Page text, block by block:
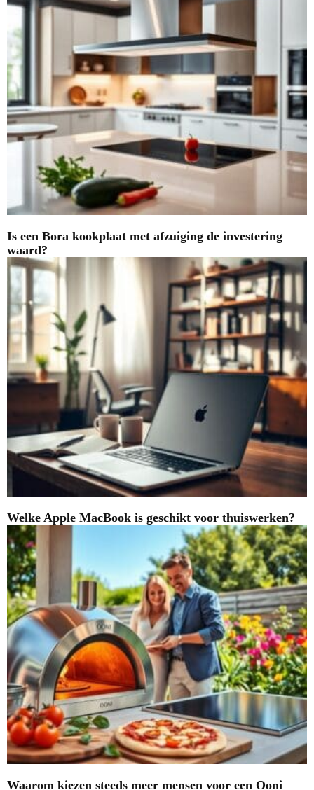
Is een Bora kookplaat met afzuiging de investering
waard?
Welke Apple MacBook is geschikt voor thuiswerken?
Waarom kiezen steeds meer mensen voor een Ooni